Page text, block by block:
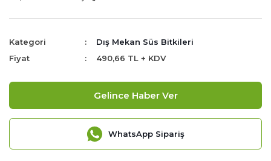
Kategori
Dış Mekan Süs Bitkileri
Fiyat
490,66 TL + KDV
Gelince Haber Ver
WhatsApp Sipariş